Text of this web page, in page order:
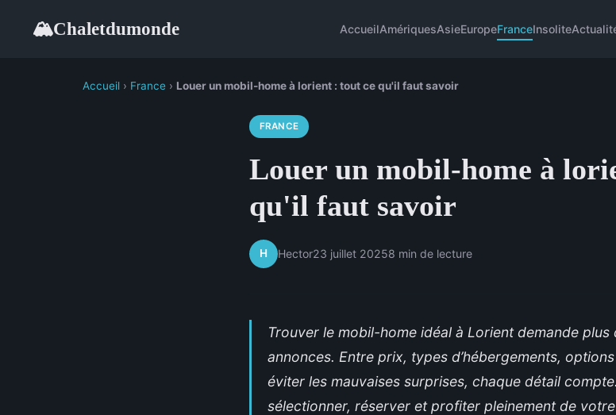
🏔Chaletdumonde AccueilAmériquesAsieEuropeFranceInsolite
Accueil › France › Louer un mobil-home à lorient : tout ce qu'il faut savoir
FRANCE
Louer un mobil-home à
qu'il faut savoir
H Hector23 juillet 20258 min de lecture
Trouver le mobil-home idéal à Lorient demande plus
annonces. Entre prix, types d’hébergements,
éviter les mauvaises surprises, chaque détail
sélectionner, réserver et profiter pleinement de